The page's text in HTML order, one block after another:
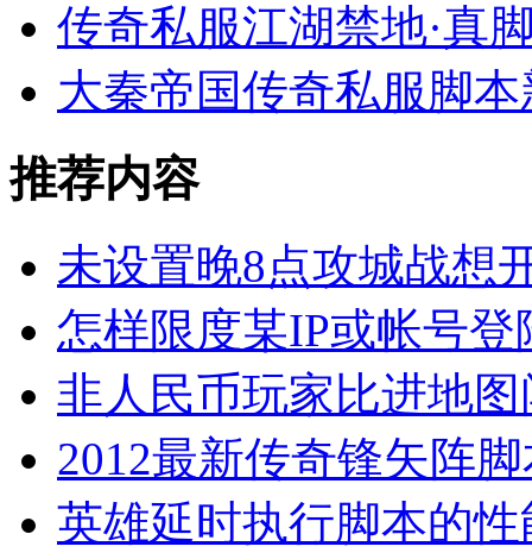
传奇私服江湖禁地·真
大秦帝国传奇私服脚
推荐内容
未设置晚8点攻城战想
怎样限度某IP或帐号登
非人民币玩家比进地
2012最新传奇锋矢阵
英雄延时执行脚本的